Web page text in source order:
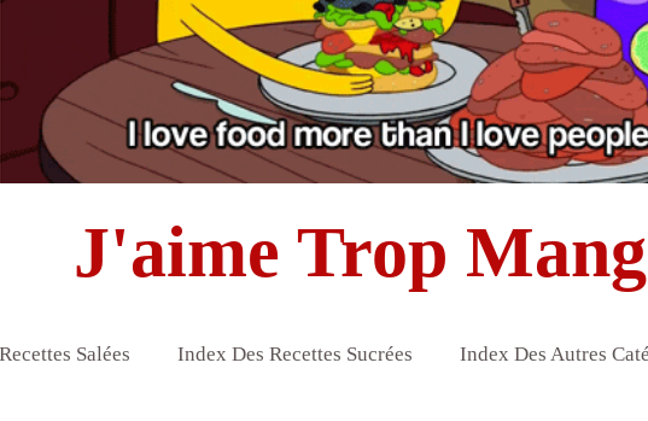
J'aime Trop
Salées Index Des Recettes Sucrées Index Des Autres